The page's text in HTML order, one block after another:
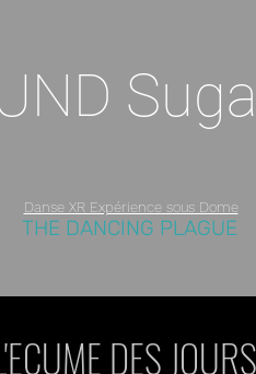
THE DANCING PLAGUE
Danse XR Expérience sous Dome
DES JOURS